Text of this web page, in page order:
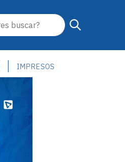
IMPRESOS